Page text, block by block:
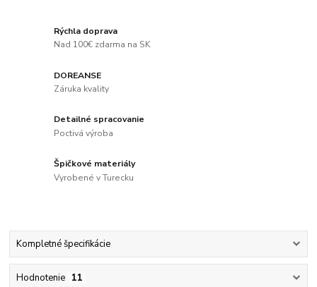
Rýchla doprava
Nad 100€ zdarma na SK
DOREANSE
Záruka kvality
Detailné spracovanie
Poctivá výroba
Špičkové materiály
Vyrobené v Turecku
Kompletné špecifikácie
Hodnotenie 11